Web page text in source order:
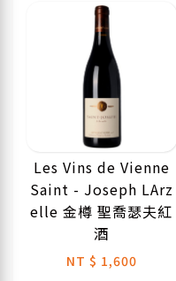
Les Vins de Vienne
Saint - Joseph LArz
elle 金樽 聖喬瑟夫紅
酒
NT $ 1,600